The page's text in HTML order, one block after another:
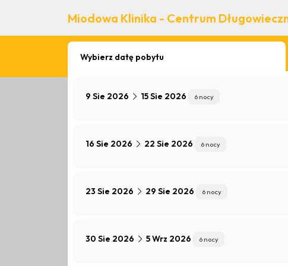
Miodowa Klinika - Centrum
Wybierz datę pobytu
9 Sie 2026 15Sie 2026 6 nocy
16 Sie 2026 22 Sie 2026 6 nocy
23 Sie 2026 29 Sie 2026 6 nocy
30 Sie 2026 5Wrz 2026 6 nocy
Ketonowa Regeneracja pod
Borykasz się ze spadkiem energii, przewlekłym zmęczeniem
tkankę tłuszczową i głęboko oczyści komórki. Zyskasz jasność